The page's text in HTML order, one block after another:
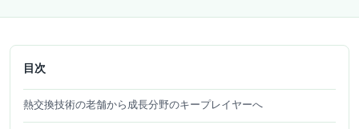
目次
熱交換技術の老舗から成長分野のキープレイヤーへ